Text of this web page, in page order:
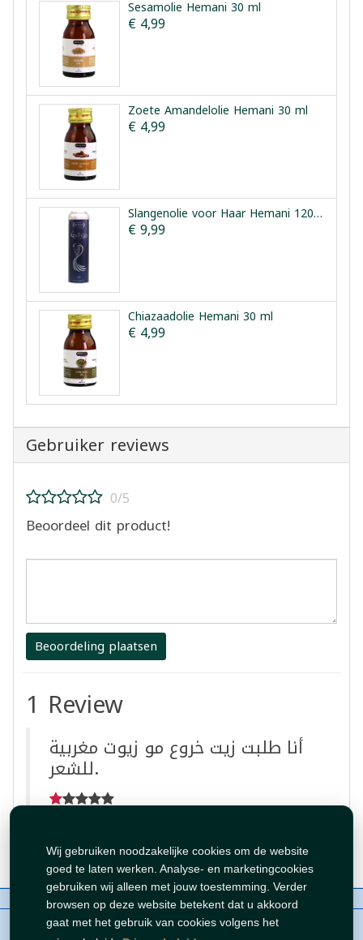
Wij gebruiken noodzakelijke cookies om de website
goed te laten werken. Analyse- en marketingcookies
gebruiken wij alleen met jouw toestemming. Verder
browsen op deze website betekent dat u akkoord
gaat met het gebruik van cookies volgens het
Sesamolie Hemani 30 ml
€ 4,99
Zoete Amandelolie Hemani 30 ml
€ 4,99
Slangenolie voor Haar Hemani 120 ml
€ 9,99
Chiazaadolie Hemani 30 ml
€ 4,99
Gebruiker reviews
0/5
Beoordeel dit product!
Beoordeling plaatsen
1 Review
أنا طلبت زيت خروع مو زيوت مغربية
للشعر.
Over ons Beleid
WhatsAppen
auteursrechten©Tawfeer 2018-2026